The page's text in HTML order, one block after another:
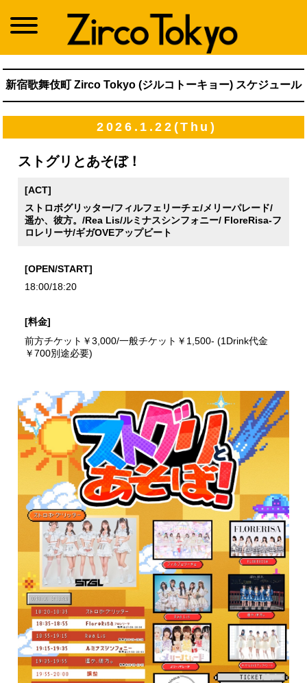
新宿歌舞伎町 Zirco Tokyo (ジルコトーキョー) スケジュール
2026.1.22(Thu)
ストグリとあそぼ！
[ACT]
ストロボグリッター/フィルフェリーチェ/メリーパレード/
遥か、彼方。/Rea Lis/ルミナスシンフォニー/ FloreRisa-フ
ロレリーサ/ギガOVEアップビート
[OPEN/START]
18:00/18:20
[料金]
前方チケット￥3,000/一般チケット￥1,500- (1Drink代金
￥700別途必要)